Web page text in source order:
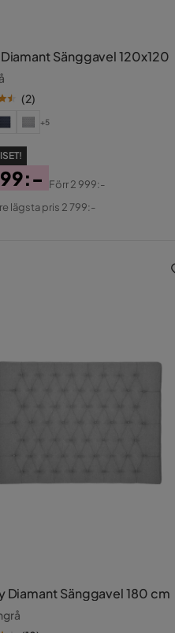
Sänggavel 120x120
(2)
+5
Förr2 999:-
lägsta pris 2 799:-
Diamant Sänggavel 180 cm